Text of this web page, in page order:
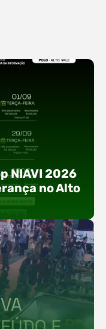
NIAVI 2026
no Alto
produtividade, a